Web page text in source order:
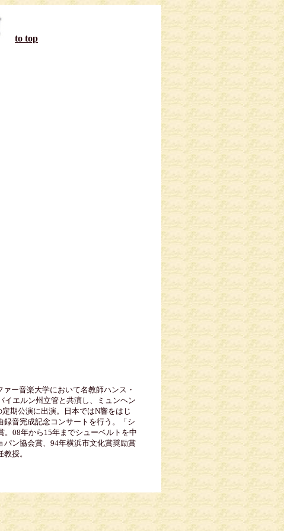
to top
ー音楽大学において名教師ハンス・
イエルン州立管と共演し、ミュンヘン
期公演に出演。日本ではN響をはじ
音完成記念コンサートを行う。「シ
08年から15年までシューベルトを中
ン協会賞、94年横浜市文化賞奨励賞
授。